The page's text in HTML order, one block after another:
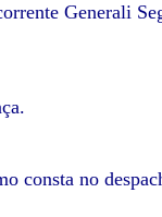
Generali
consta no